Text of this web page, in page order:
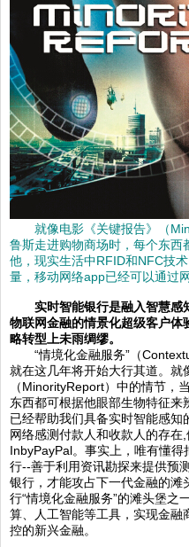
就像电影《关键报告》（
鲁斯走进购物商场时，每个东西
他，现实生活中RFID和NFC技
量，移动网络app已经可以通过
实时智能银行是融入智慧感
物联网金融的情景化超级客户
略转型上未雨绸缪。
“情境化金融服务”（
就在这几年将开始大行其道。就
（MinorityReport）中的情节，
东西都可根据他眼部生物特征
已经帮助我们具备实时智能感
网络感测付款人和收款人的存在
InbyPayPal。事实上，唯有懂
行--善于利用资讯勘探来提供预
银行，才能攻占下一代金融的滩
行“情境化金融服务”的滩头堡之
算、人工智能等工具，实现金融
控的新兴金融。